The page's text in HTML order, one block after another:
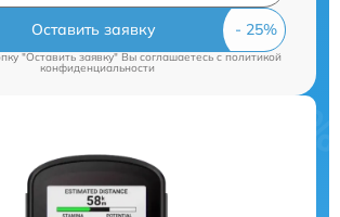
Оставить заявку
"Оставить заявку" Вы соглашаетесь cполитикой
конфиденциальности